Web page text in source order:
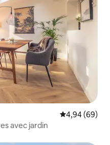
Évaluation
4,94 (69)
avec jardin